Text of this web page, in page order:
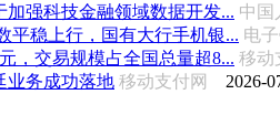
强科技金融领域数据开发... 中
平稳上行，国有大行手机银... 电
，交易规模占全国总量超8... 移
业务成功落地 移动支付网 2026-